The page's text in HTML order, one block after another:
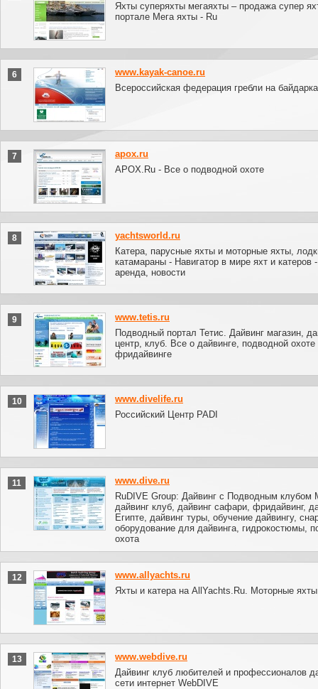
Яхты суперяхты мегаяхты – продажа супер
портале Мега яхты - Ru
6
www.kayak-canoe.ru
Всероссийская федерация гребли на
7
apox.ru
APOX.Ru - Все о подводной охоте
8
yachtsworld.ru
Катера, парусные яхты и моторные яхты,
катамараны - Навигатор в мире яхт и катеров
аренда, новости
9
www.tetis.ru
Подводный портал Тетис. Дайвинг магазин,
центр, клуб. Все о дайвинге, подводной охоте
фридайвинге
10
www.divelife.ru
Российский Центр PADI
11
www.dive.ru
RuDIVE Group: Дайвинг с Подводным клубом
дайвинг клуб, дайвинг сафари, фридайвинг,
Египте, дайвинг туры, обучение дайвингу,
оборудование для дайвинга, гидрокостюмы,
охота
12
www.allyachts.ru
Яхты и катера на AllYachts.Ru. Моторные
13
www.webdive.ru
Дайвинг клуб любителей и профессионалов
сети интернет WebDIVE